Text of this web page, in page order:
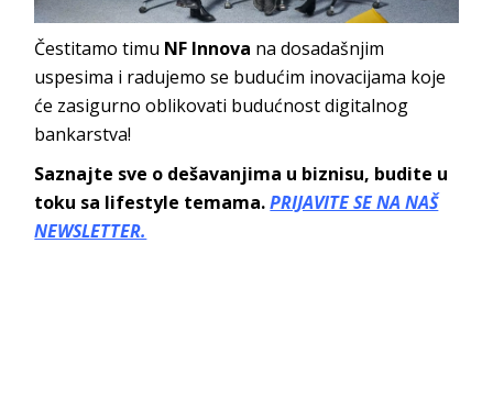
Čestitamo timu NF Innova na dosadašnjim
uspesima i radujemo se budućim inovacijama koje
će zasigurno oblikovati budućnost digitalnog
bankarstva!
Saznajte sve o dešavanjima u biznisu, budite u
toku sa lifestyle temama.PRIJAVITE SE NA NAŠ
NEWSLETTER.